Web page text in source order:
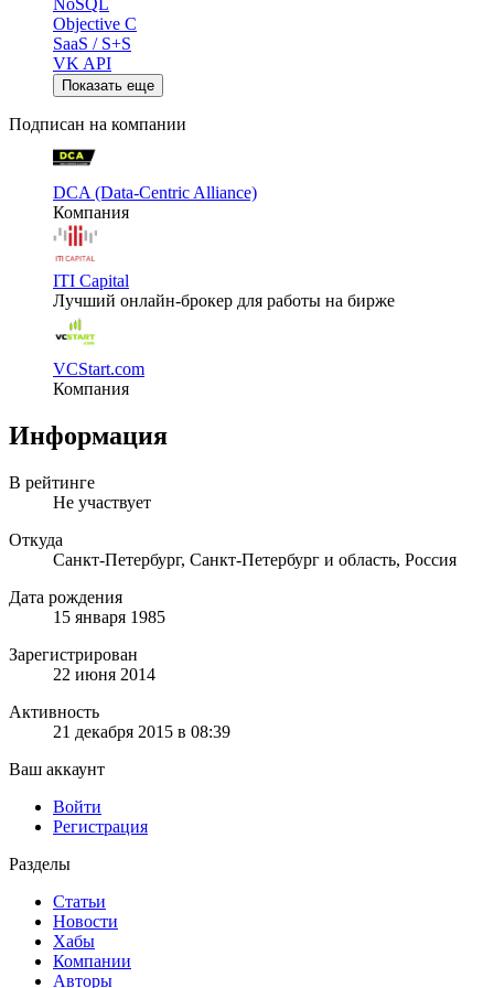
NoSQL
Objective C
SaaS / S+S
VK API
Показать еще
Подписан на компании
DCA (Data-Centric Alliance)
Компания
ITI Capital
Лучший онлайн-брокер для работы на бирже
VCStart.com
Компания
Информация
В рейтинге
Не участвует
Откуда
Санкт-Петербург, Санкт-Петербург и область, Россия
Дата рождения
15 января 1985
Зарегистрирован
22 июня 2014
Активность
21 декабря 2015 в 08:39
Ваш аккаунт
Войти
Регистрация
Разделы
Статьи
Новости
Хабы
Компании
Авторы